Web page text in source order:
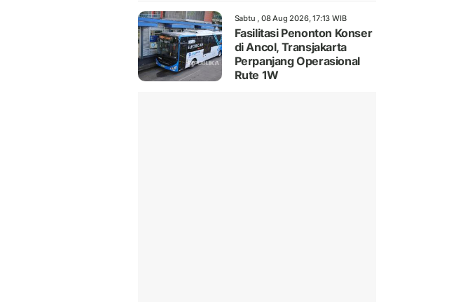
Sabtu , 08 Aug 2026, 17:13 WIB
Fasilitasi Penonton Konser
di Ancol, Transjakarta
Perpanjang Operasional
Rute 1W